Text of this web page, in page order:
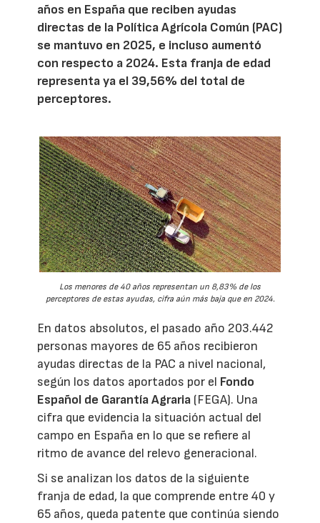
años en España que reciben ayudas
directas de la Política Agrícola Común (PAC)
se mantuvo en 2025, e incluso aumentó
con respecto a 2024. Esta franja de edad
representa ya el 39,56% del total de
perceptores.
Los menores de 40 años representan un 8,83% de los
perceptores de estas ayudas, cifra aún más baja que en 2024.
En datos absolutos, el pasado año 203.442
personas mayores de 65 años recibieron
ayudas directas de la PAC a nivel nacional,
según los datos aportados por el Fondo
Español de Garantía Agraria (FEGA). Una
cifra que evidencia la situación actual del
campo en España en lo que se refiere al
ritmo de avance del relevo generacional.
Si se analizan los datos de la siguiente
franja de edad, la que comprende entre 40 y
65 años, queda patente que continúa siendo